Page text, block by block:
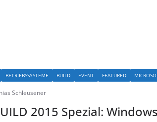
BETRIEBSSYSTEME BUILD EVENT FEATURED
Schleusener
2015 Spezial: